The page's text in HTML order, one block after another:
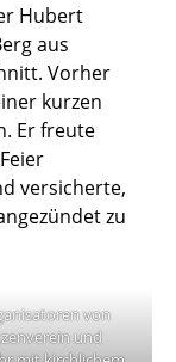
Hubert
aus
Vorher
kurzen
Er freute
versicherte,
zu
von
und